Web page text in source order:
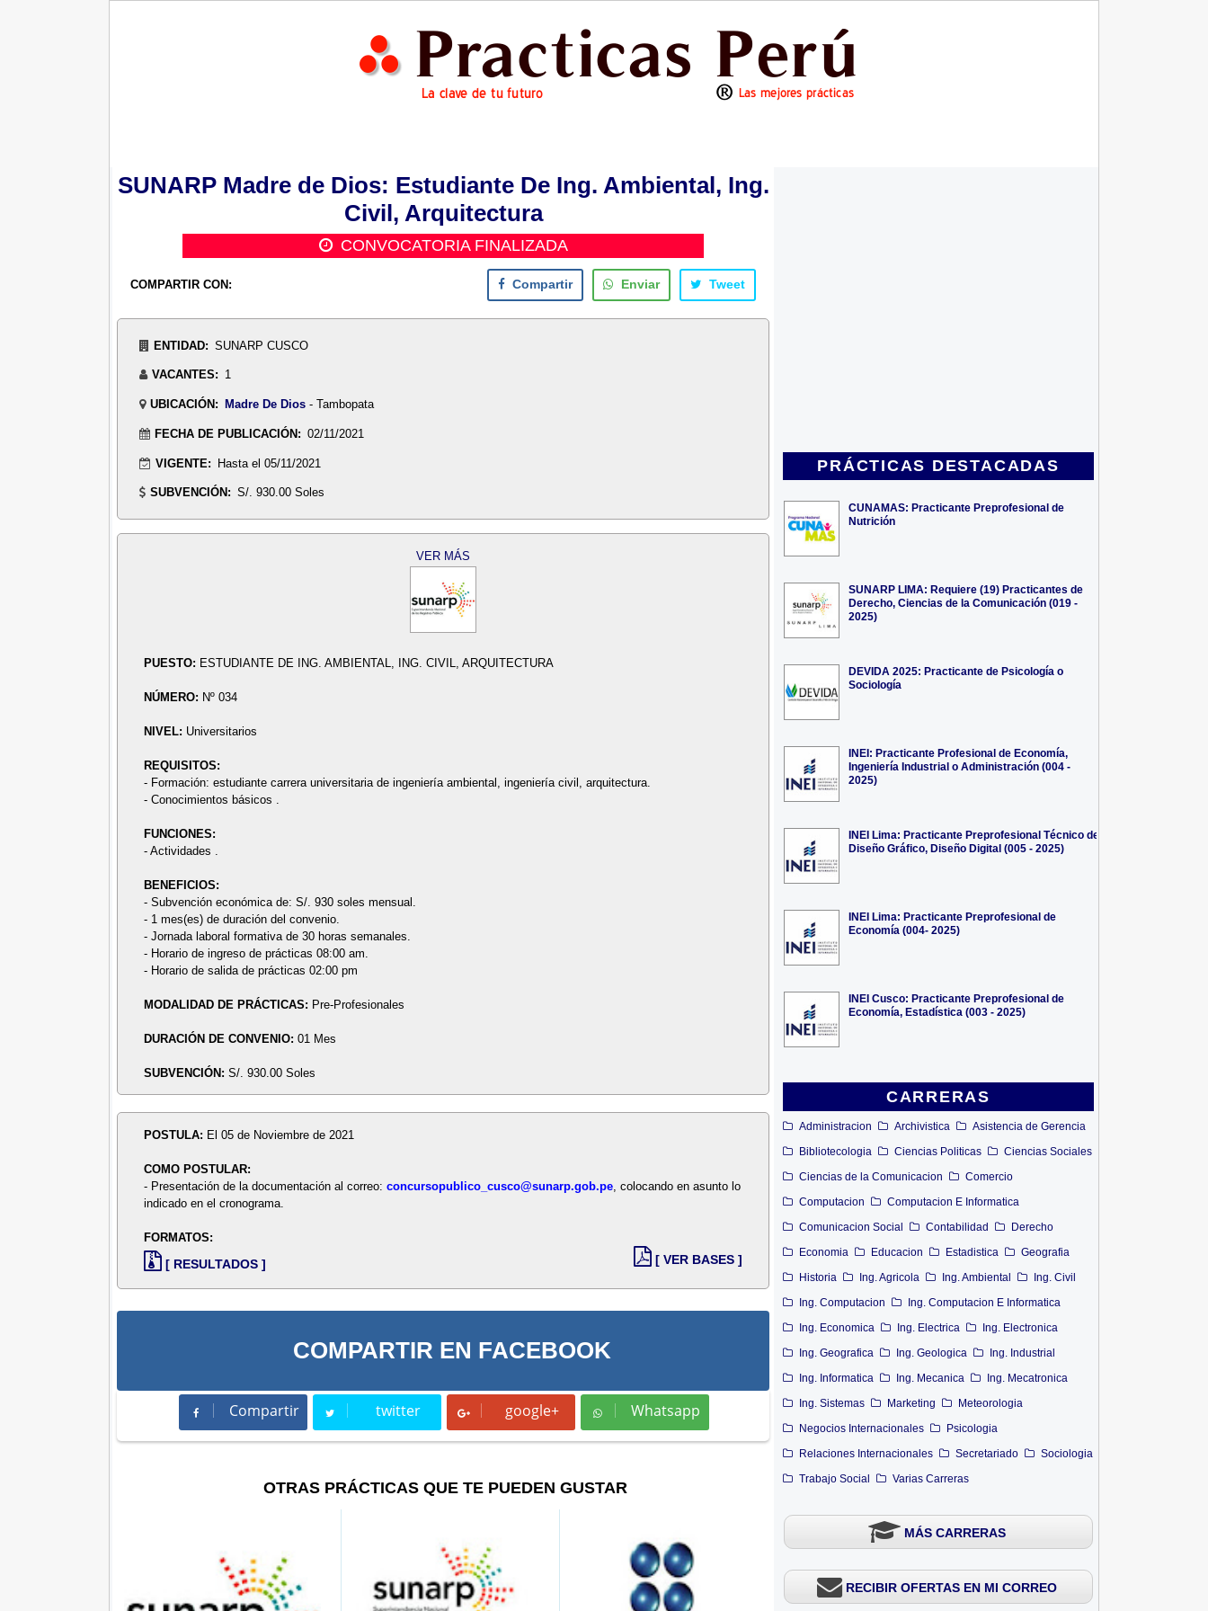
PRÁCTICAS DESTACADAS
CUNAMAS: Practicante Preprofesional de
Nutrición
SUNARP LIMA: Requiere (19) Practicantes de
Derecho, Ciencias de la Comunicación (019 -
2025)
DEVIDA 2025: Practicante de Psicología o
Sociología
INEI: Practicante Profesional de Economía,
Ingeniería Industrial o Administración (004 -
2025)
INEI Lima: Practicante Preprofesional Técnico de
Diseño Gráfico, Diseño Digital (005 - 2025)
INEI Lima: Practicante Preprofesional de
Economía (004- 2025)
INEI Cusco: Practicante Preprofesional de
Economía, Estadística (003 - 2025)
CARRERAS
Administracion Archivistica
Asistencia de Gerencia
Bibliotecologia
Ciencias Politicas
Ciencias Sociales
Ciencias de la Comunicacion
Comercio
Computacion
Computacion E Informatica
Comunicacion Social
Contabilidad
Derecho
Economia
Educacion Estadistica
Geografia
Historia
Ing. Agricola Ing. Ambiental
Ing. Civil
Ing. Computacion
Ing. Computacion E Informatica
Ing. Economica
Ing. Electrica
Ing. Electronica
Ing. Geografica
Ing. Geologica
Ing. Industrial
Ing. Informatica
Ing. Mecanica
Ing. Mecatronica
Ing. Sistemas
Marketing
Meteorologia
Negocios Internacionales
Psicologia
Relaciones Internacionales
Secretariado
Sociologia
Trabajo Social
Varias Carreras
MÁS CARRERAS
RECIBIR OFERTAS EN MI CORREO
SUNARP Madre de Dios: Estudiante De Ing. Ambiental, Ing.
Civil, Arquitectura
CONVOCATORIA FINALIZADA
COMPARTIR CON: Compartir Enviar Tweet
ENTIDAD: SUNARP CUSCO
VACANTES: 1
UBICACIÓN: Madre De Dios- Tambopata
FECHA DE PUBLICACIÓN: 02/11/2021
VIGENTE: Hasta el 05/11/2021
SUBVENCIÓN: S/. 930.00 Soles
VER MÁS
PUESTO: ESTUDIANTE DE ING. AMBIENTAL, ING. CIVIL, ARQUITECTURA
NÚMERO: Nº 034
NIVEL: Universitarios
REQUISITOS:
- Formación: estudiante carrera universitaria de ingeniería ambiental, ingeniería civil, arquitectura.
- Conocimientos básicos .
FUNCIONES:
- Actividades .
BENEFICIOS:
- Subvención económica de: S/. 930 soles mensual.
- 1 mes(es) de duración del convenio.
- Jornada laboral formativa de 30 horas semanales.
- Horario de ingreso de prácticas 08:00 am.
- Horario de salida de prácticas 02:00 pm
MODALIDAD DE PRÁCTICAS: Pre-Profesionales
DURACIÓN DE CONVENIO:01 Mes
SUBVENCIÓN:S/. 930.00 Soles
POSTULA: El 05 de Noviembre de 2021
COMO POSTULAR:
- Presentación de la documentación al correo:concursopublico_cusco@sunarp.gob.pe , colocando en asunto lo
indicado en el cronograma.
FORMATOS:
[ RESULTADOS ] [ VER BASES ]
COMPARTIR EN FACEBOOK
Compartir
Compartir twitter
Tweet google+ Whatsapp
Whatsapp
OTRAS PRÁCTICAS QUE TE PUEDEN GUSTAR